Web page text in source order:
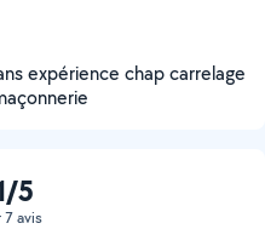
expérience chap carrelage
5
7 avis